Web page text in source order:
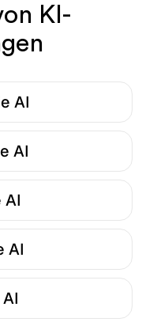
KI-
AI
AI
AI
AI